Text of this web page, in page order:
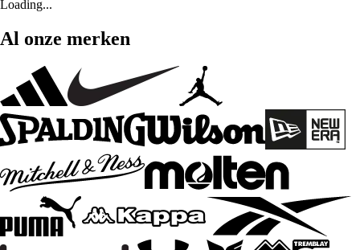
Loading...
Al onze merken